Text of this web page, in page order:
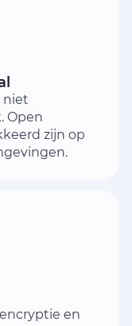
niet
Open
zijn op
en